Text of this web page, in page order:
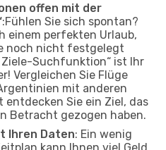
offen mit der
:Fühlen Sie sich spontan?
einem perfekten Urlaub,
noch nicht festgelegt
Ziele-Suchfunktion“ ist Ihr
Vergleichen Sie Flüge
mit anderen
Sie ein Ziel, das
Betracht gezogen haben.
Ihren Daten: Ein wenig